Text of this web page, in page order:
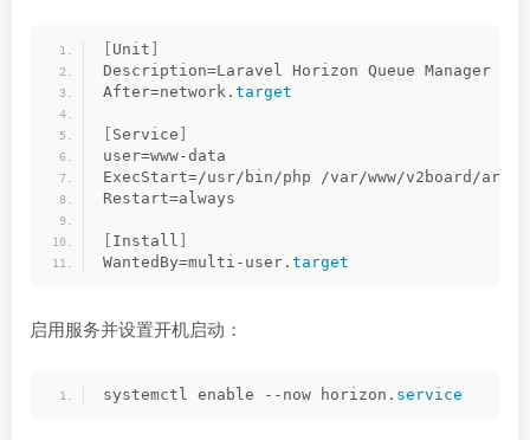
Unit
Description=Laravel Horizon Queue Manager
After=network. target
Service
user=www-data
ExecStart=/usr/bin/php /var/www/v2board/
Restart=always
Install
WantedBy=multi-user. target
启用服务并设置开机启动：
systemctl enable --now horizon. service